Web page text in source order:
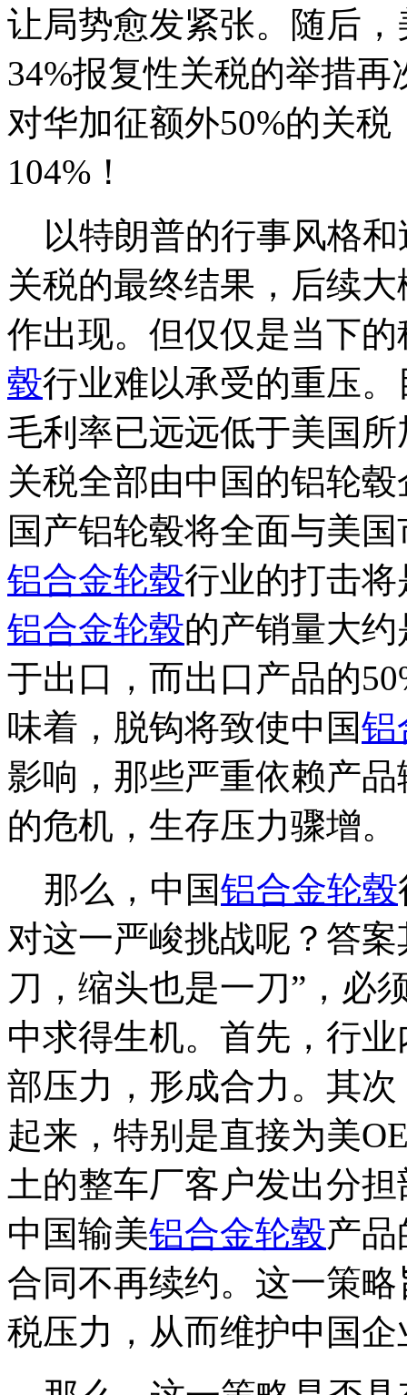
让局势愈发紧张。随后
34%报复性关税的举措
对华加征额外50%的关
104%！
以特朗普的行事风格和
关税的最终结果，后续
作出现。但仅仅是当下
毂行业难以承受的重压
毛利率已远远低于美国
关税全部由中国的铝轮
国产铝轮毂将全面与美
铝合金轮毂行业的打击
铝合金轮毂的产销量大
于出口，而出口产品的
味着，脱钩将致使中国铝
影响，那些严重依赖产
的危机，生存压力骤增。
那么，中国铝合金轮毂
对这一严峻挑战呢？答
刀，缩头也是一刀”，必
中求得生机。首先，行
部压力，形成合力。其次
起来，特别是直接为美
土的整车厂客户发出分
中国输美铝合金轮毂产
合同不再续约。这一策
税压力，从而维护中国